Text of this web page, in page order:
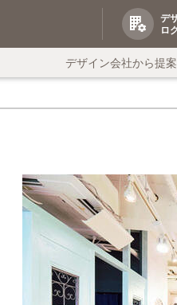
デ
ロ
デザイン会社から提